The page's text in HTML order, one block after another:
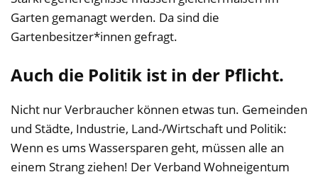
Garten gemanagt werden. Da sind die
Gartenbesitzer*innen gefragt.
Auch die Politik ist in der Pflicht.
Nicht nur Verbraucher können etwas tun. Gemeinden
und Städte, Industrie, Land-/Wirtschaft und Politik:
Wenn es ums Wassersparen geht, müssen alle an
einem Strang ziehen! Der Verband Wohneigentum